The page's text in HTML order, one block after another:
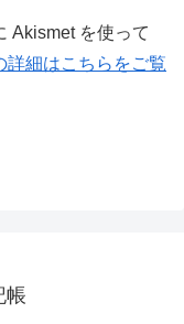
Akismet を使って
詳細はこちらをご覧
帳